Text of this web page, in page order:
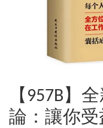
【957B】
論：讓你